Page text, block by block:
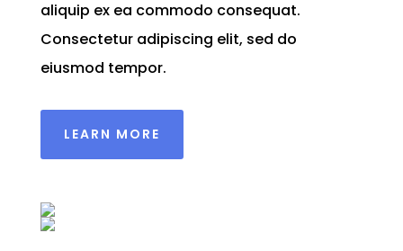
aliquip ex ea commodo consequat.
Consectetur adipiscing elit, sed do
eiusmod tempor.
LEARN MORE